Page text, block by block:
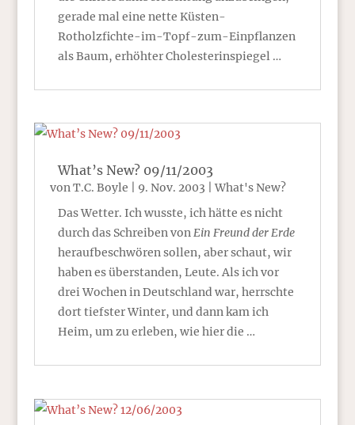
gerade mal eine nette Küsten-
Rotholzfichte-im-Topf-zum-Einpflanzen
als Baum, erhöhter Cholesterinspiegel …
What’s New? 09/11/2003
vonT.C. Boyle 9. Nov. 2003 |What's New?
Das Wetter. Ich wusste, ich hätte es nicht
durch das Schreiben vonEin Freund der Erde
heraufbeschwören sollen, aber schaut, wir
haben es überstanden, Leute. Als ich vor
drei Wochen in Deutschland war, herrschte
dort tiefster Winter, und dann kam ich
Heim, um zu erleben, wie hier die …